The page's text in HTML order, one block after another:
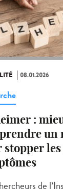
08.01.2026
:
un
stopper
de